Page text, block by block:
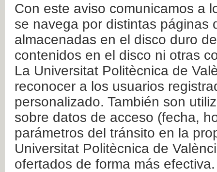
Con este aviso comunicamos a
se navega por distintas páginas
almacenadas en el disco duro
contenidos en el disco ni otras
La Universitat Politècnica de
reconocer a los usuarios
personalizado. También son
sobre datos de acceso (fecha,
parámetros del tránsito en la
Universitat Politècnica de
ofertados de forma más efectiva.